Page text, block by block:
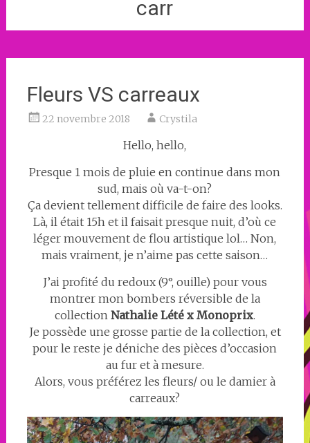
carr
Fleurs VS carreaux
22 novembre 2018 Crystila
Hello, hello,
Presque 1 mois de pluie en continue dans mon
sud, mais où va-t-on?
Ça devient tellement difficile de faire des looks.
Là, il était 15h et il faisait presque nuit, d’où ce
léger mouvement de flou artistique lol… Non,
mais vraiment, je n’aime pas cette saison…
J’ai profité du redoux (9°, ouille) pour vous
montrer mon bombers réversible de la
collection Nathalie Lété x Monoprix.
Je possède une grosse partie de la collection, et
pour le reste je déniche des pièces d’occasion
au fur et à mesure.
Alors, vous préférez les fleurs/ ou le damier à
carreaux?